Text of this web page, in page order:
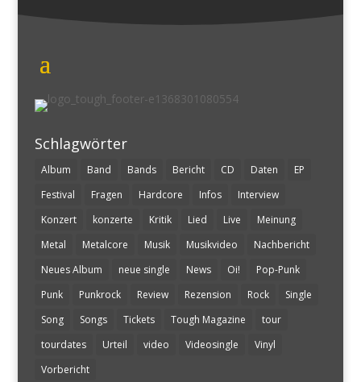
Schlagwörter
Album Band Bands Bericht CD Daten
EP
Festival
Fragen Hardcore Infos
Interview
Konzert
konzerte Kritik Lied Live
Meinung
Metal
Metalcore Musik Musikvideo
Nachbericht
Neues Album
neue single News Oi!
Pop-Punk
Punk
Punkrock Review Rezension Rock
Single
Song
Songs Tickets Tough Magazine
tour
tourdates
Urteil video Videosingle
Vinyl
Vorbericht